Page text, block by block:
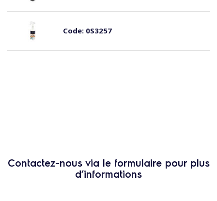
Code:0S3257
Contactez-nous via le formulaire pour plus
d’informations